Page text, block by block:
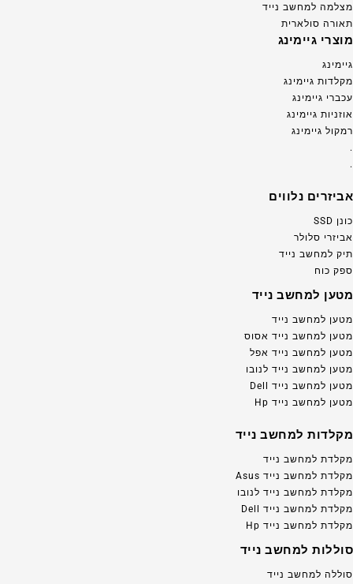
מצלמה למחשב נייד
תאורה סולארית
מוצרי גיימינג
גיימינג
מקלדות גיימינג
עכברי גיימינג
אוזניות גיימינג
רמקול גיימינג
.
.
אביזרים נלווים
כונן SSD
אביזרי סלולר
תיק למחשב נייד
ספק כוח
מטען למחשב נייד
מטען למחשב נייד
מטען למחשב נייד אסוס
מטען למחשב נייד אפל
מטען למחשב נייד לנובו
מטען למחשב נייד Dell
מטען למחשב נייד Hp
מקלדות למחשב נייד
מקלדת למחשב נייד
מקלדת למחשב נייד Asus
מקלדת למחשב נייד לנובו
מקלדת למחשב נייד Dell
מקלדת למחשב נייד Hp
סוללות למחשב נייד
סוללה למחשב נייד